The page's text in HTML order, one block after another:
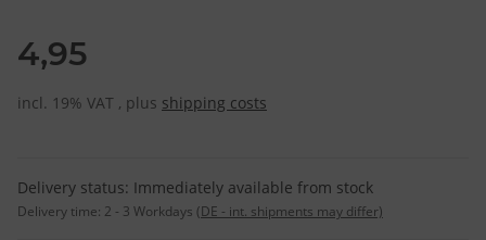
4,95
incl. 19% VAT , plus shipping costs
Delivery status: Immediately available from stock
Delivery time: 2 - 3 Workdays (DE - int. shipments may differ)